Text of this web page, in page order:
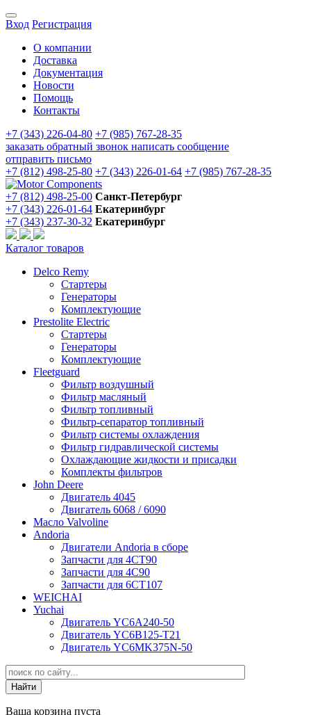
Вход Регистрация
О компании
Доставка
Документация
Новости
Помощь
Контакты
+7 (343) 226-04-80 +7 (985) 767-28-35
заказать обратный звонок написать сообщение
отправить письмо
+7 (812) 498-25-80 +7 (343) 226-01-64 +7 (985) 767-28-35
+7 (812) 498-25-00 Санкт-Петербург
+7 (343) 226-01-64 Екатеринбург
+7 (343) 237-30-32 Екатеринбург
Каталог товаров
Delco Remy
Стартеры
Генераторы
Комплектующие
Prestolite Electric
Стартеры
Генераторы
Комплектующие
Fleetguard
Фильтр воздушный
Фильтр масляный
Фильтр топливный
Фильтр-сепаратор топливный
Фильтр системы охлаждения
Фильтр гидравлической системы
Охлаждающие жидкости и присадки
Комплекты фильтров
John Deere
Двигатель 4045
Двигатель 6068 / 6090
Масло Valvoline
Andoria
Двигатели Andoria в сборе
Запчасти для 4CT90
Запчасти для 4С90
Запчасти для 6CT107
WEICHAI
Yuchai
Двигатель YC6A240-50
Двигатель YC6B125-T21
Двигатель YC6MK375N-50
Ваша корзина пуста